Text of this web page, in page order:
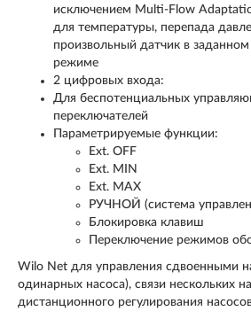
исключением Multi-Flow
для температуры, перепада
произвольный датчик в
режиме
2 цифровых входа:
Для беспотенциальных
переключателей
Параметрируемые функции:
Ext. OFF
Ext. MIN
Ext. MAX
РУЧНОЙ (система
Блокировка клавиш
Переключение режимов
Wilo Net для управления сдвоенными
одинарных насоса), связи нескольких
дистанционного регулирования